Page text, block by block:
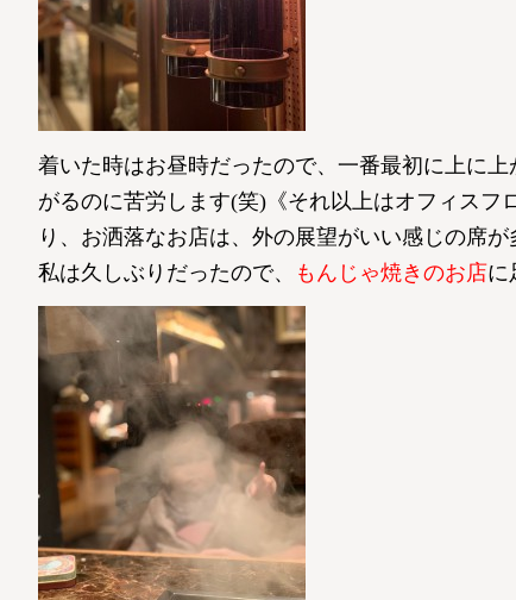
着いた時はお昼時だったので、一番最初に上に
がるのに苦労します(笑)《それ以上はオフィス
り、お洒落なお店は、外の展望がいい感じの席
私は久しぶりだったので、
もんじゃ焼きのお店に